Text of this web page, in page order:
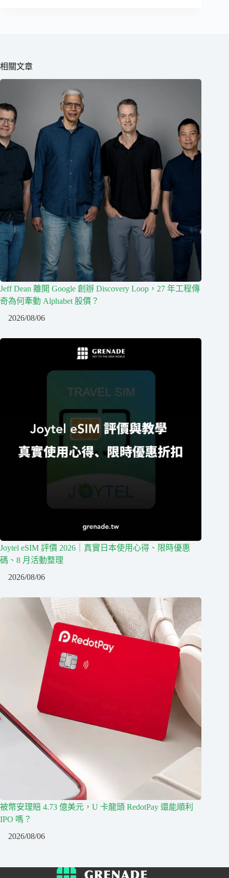
相關文章
Jeff Dean 離開 Google 創辦 Discovery Loop，27 年工程傳
奇為何牽動 Alphabet 股價？
2026/08/06
Joytel eSIM 評價 2026｜真實日本使用心得、限時優惠
碼、8 月活動整理
2026/08/06
被幣安理賠 4.73 億美元，U 卡龍頭 RedotPay 還能順利
IPO 嗎？
2026/08/06